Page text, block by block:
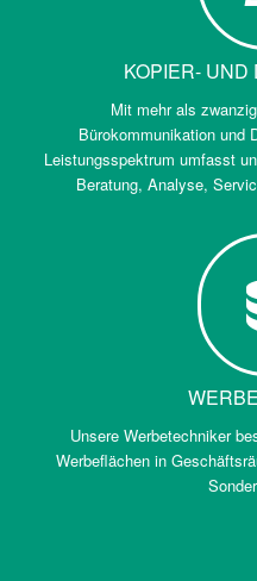
KOPIER-
Mit mehr als
Bürokommunikation und
Leistungsspektrum umfasst
Beratung, Analyse,
Unsere Werbetechniker
Werbeflächen in